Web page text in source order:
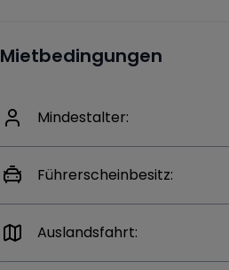
Mietbedingungen
Mindestalter:
Führerscheinbesitz:
Auslandsfahrt: